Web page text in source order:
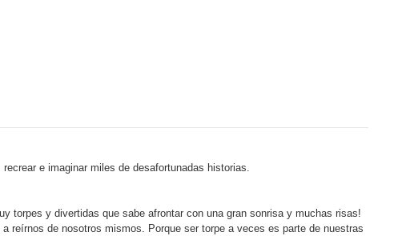
e imaginar miles de desafortunadas historias.
torpes y divertidas que sabe afrontar con una gran sonrisa y muchas risas!
reírnos de nosotros mismos. Porque ser torpe a veces es parte de nuestras